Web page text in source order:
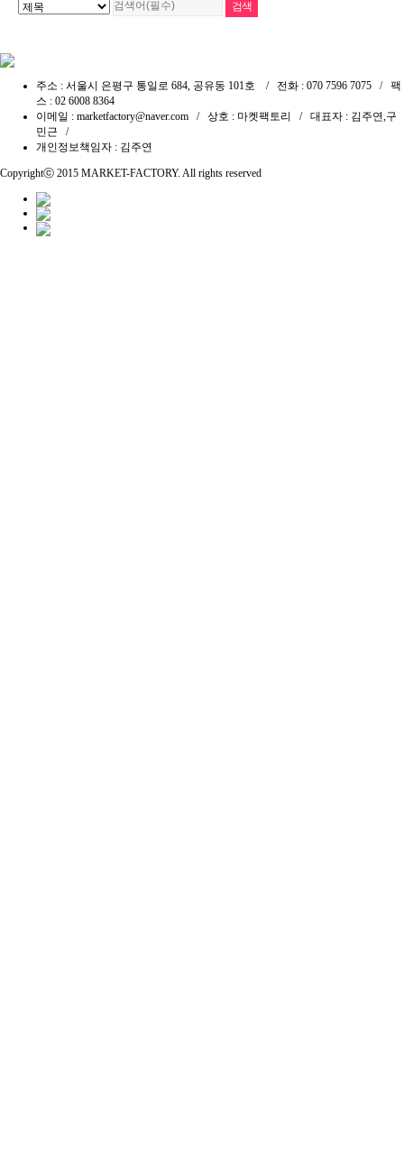
주소 : 서울시 은평구 통일로 684, 공유동 101호 / 전화 : 070 7596 7075 / 팩
스 : 02 6008 8364
이메일 : marketfactory@naver.com / 상호 : 마켓팩토리 / 대표자 : 김주연,구
민근 /
개인정보책임자 : 김주연
Copyrightⓒ 2015 MARKET-FACTORY. All rights reserved